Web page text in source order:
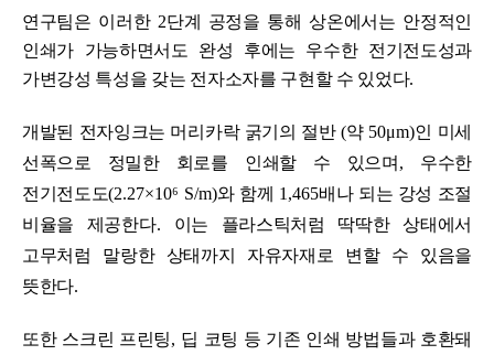
연구팀은 이러한 2단계 공정을 통해 상온에서는 안정적인
인쇄가 가능하면서도 완성 후에는 우수한 전기전도성과
가변강성 특성을 갖는 전자소자를 구현할 수 있었다.
개발된 전자잉크는 머리카락 굵기의 절반(약 50μm)인 미세
선폭으로 정밀한 회로를 인쇄할 수 있으며 , 우수한
전기전도도(2.27×10⁶ S/m)와 함께 1,465배나 되는 강성 조절
비율을 제공한다. 이는 플라스틱처럼 딱딱한 상태에서
고무처럼 말랑한 상태까지 자유자재로 변할 수 있음을
뜻한다.
또한 스크린 프린팅, 딥 코팅 등 기존 인쇄 방법들과 호환돼